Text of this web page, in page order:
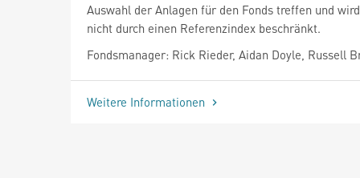
Auswahl der Anlagen für den Fonds treffen und
nicht durch einen Referenzindex beschränkt.
Fondsmanager: Rick Rieder, Aidan Doyle, Russell
Weitere Informationen